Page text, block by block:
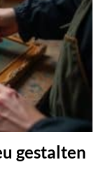
gestalten